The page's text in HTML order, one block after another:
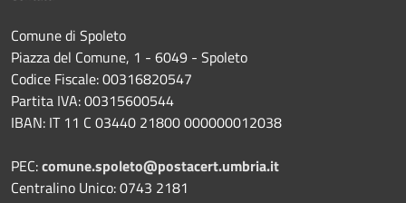
Comune di Spoleto
Piazza del Comune, 1 - 6049 - Spoleto
Codice Fiscale: 00316820547
Partita IVA: 00315600544
IBAN: IT 11 C 03440 21800 000000012038
PEC:comune.spoleto@postacert.umbria.it
Centralino Unico: 0743 2181